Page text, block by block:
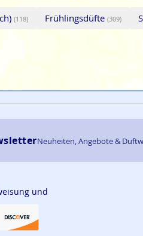
(118) Frühlingsdüfte (309)
Neuheiten, Angebote &
und